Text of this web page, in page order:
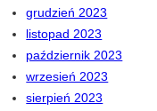
grudzień 2023
listopad 2023
październik 2023
wrzesień 2023
sierpień 2023